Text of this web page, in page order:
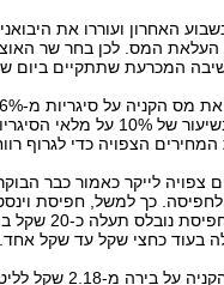
האחרון ועוררו את
העלאת המס. לכן בחר שר
המכרעת שתתקיים ביום
הצווים עליהם חתם שר
ל-278.6%. בנוסף, הוחלט להטיל מס בשיעור
הצפויה כדי לגרוף
על המלאי הקיים צפויה לייקר כאמור כבר
שבין 2.5 ל-3 שקלים לחפיסה. כך למשל,
בעוד כחצי שקל עד שקל אחד.